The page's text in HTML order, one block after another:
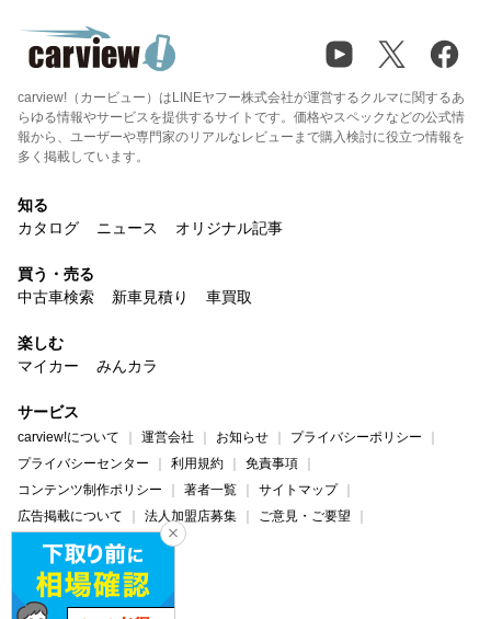
carview!（カービュー）はLINEヤフー株式会社が運営するクルマに関するあ
らゆる情報やサービスを提供するサイトです。価格やスペックなどの公式情
報から、ユーザーや専門家のリアルなレビューまで購入検討に役立つ情報を
多く掲載しています。
知る
カタログ
ニュース オリジナル記事
買う・売る
中古車検索
新車見積り 車買取
楽しむ
マイカー
みんカラ
サービス
carview!について 運営会社 お知らせ
プライバシーポリシー
プライバシーセンター
利用規約
免責事項
コンテンツ制作ポリシー
著者一覧
サイトマップ
広告掲載について
法人加盟店募集
ご意見・ご要望
ヘルプ・お問い合わせ
carview! Yahoo! JAPAN